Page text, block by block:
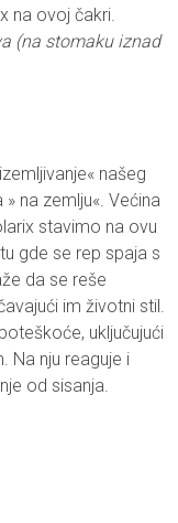
na ovoj čakri.
(na stomaku iznad
našeg
na zemlju«. Većina
stavimo na ovu
gde se rep spaja s
da se reše
im životni stil.
uključujući
Na nju reaguje i
od sisanja.